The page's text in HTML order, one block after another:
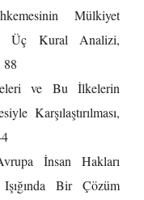
Mülkiyet
Üç Kural Analizi,
88
ve Bu İlkelerin
Karşılaştırılması,
İnsan Hakları
Bir Çözüm